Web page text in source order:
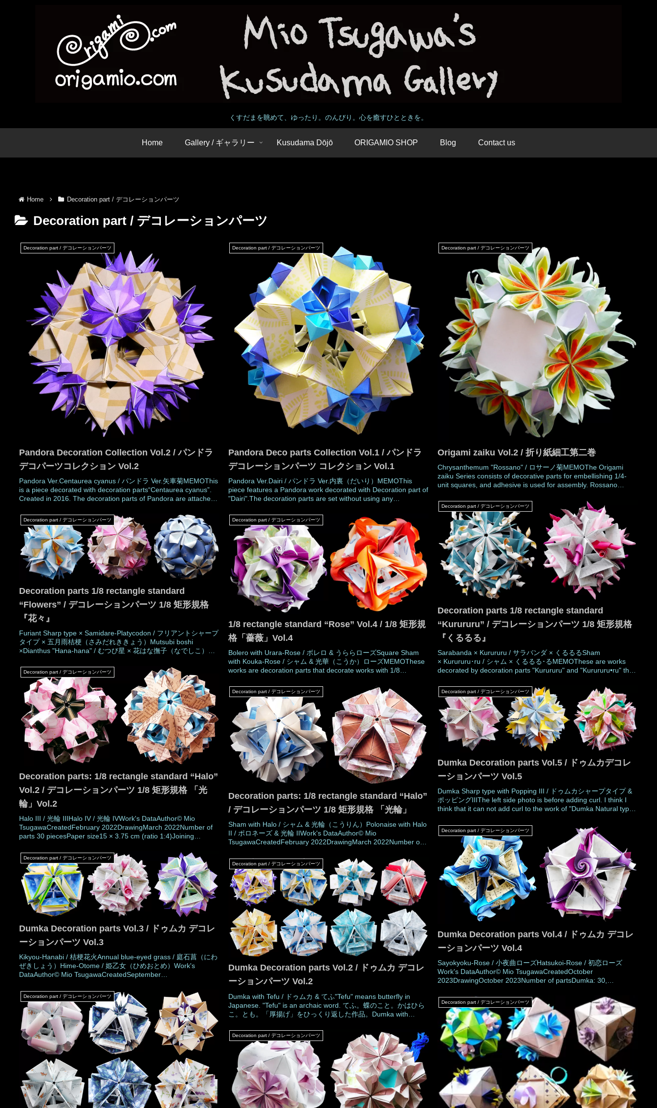
くすだまを眺めて、ゆったり。のんびり。心を癒すひとときを。
Home Gallery / ギャラリー Kusudama Dōjō ORIGAMIO SHOP Blog Contact us
Home Decoration part / デコレーションパーツ
Decoration part / デコレーションパーツ
Decoration part / デコレーションパーツ
Pandora Decoration Collection Vol.2 / パンドラ
デコパーツコレクション Vol.2
Pandora Ver.Centaurea cyanus / パンドラ Ver.矢車菊MEMOThis
is a piece decorated with decoration parts“Centaurea cyanus”.
Created in 2016. The decoration parts of Pandora are attached
curl
Decoration part / デコレーションパーツ
Pandora Deco parts Collection Vol.1 / パンドラ
デコレーションパーツ コレクション Vol.1
Pandora Ver.Dairi / パンドラ Ver.内裏（だいり）MEMOThis
piece features a Pandora work decorated with Decoration part of
"Dairi".The decoration parts are set without using any
plum tree.The in
Decoration part / デコレーションパーツ
Origami zaiku Vol.2 / 折り紙細工第二巻
Chrysanthemum "Rossano" / ロサーノ菊MEMOThe Origami
zaiku Series consists of decorative parts for embellishing 1/4-
unit squares, and adhesive is used for assembly. Rossano
chrysanthemu
Decoration part / デコレーションパーツ
Decoration parts 1/8 rectangle standard
“Kurururu” / デコレーションパーツ 1/8 矩形規格
『くるるる』
Sarabanda × Kurururu / サラバンダ × くるるるSham
× Kurururu･ru / シャム × くるるる･るMEMOThese are works
decorated by decoration parts "Kurururu" and "Kurururu•ru" that
works that have 1/8 rec
Decoration part / デコレーションパーツ
Decoration parts 1/8 rectangle standard
“Flowers” / デコレーションパーツ 1/8 矩形規格
『花々』
Furiant Sharp type × Samidare-Platycodon / フリアントシャープ
タイプ × 五月雨桔梗（さみだれききょう）Mutsubi boshi
×Dianthus "Hana-hana" / むつび星 × 花はな撫子（なでしこ）
MEMOThese are 1/8 rectangular decoration parts with flower
motif
Decoration part / デコレーションパーツ
1/8 rectangle standard “Rose” Vol.4 / 1/8 矩形規
格「薔薇」Vol.4
Bolero with Urara-Rose / ボレロ & うららローズSquare Sham
with Kouka-Rose / シャム & 光華（こうか）ローズMEMOThese
works are decoration parts that decorate works with 1/8
Sharp type", "Furiant Natural typ
Decoration part / デコレーションパーツ
Decoration parts: 1/8 rectangle standard “Halo”
Vol.2 / デコレーションパーツ 1/8 矩形規格 「光
輪」Vol.2
Halo III / 光輪 IIIHalo IV / 光輪 IVWork's DataAuthor© Mio
TsugawaCreatedFebruary 2022DrawingMarch 2022Number of
parts 30 piecesPaper size15 × 3.75 cm (ratio 1:4)Joining
part that deco
Decoration part / デコレーションパーツ
Decoration parts: 1/8 rectangle standard “Halo”
/ デコレーションパーツ 1/8 矩形規格 「光輪」
Sham with Halo / シャム & 光輪（こうりん）Polonaise with Halo
II / ポロネーズ & 光輪 IIWork's DataAuthor© Mio
TsugawaCreatedFebruary 2022DrawingMarch 2022Number of
materialsNo use (No glued)MEMO"Halo" i
Decoration part / デコレーションパーツ
Dumka Decoration parts Vol.5 / ドゥムカデコレ
ーションパーツ Vol.5
Dumka Sharp type with Popping III / ドゥムカシャープタイプ &
ポッピングIIIThe left side photo is before adding curl. I think I
think that it can not add curl to the work of "Dumka Natural type".
ールを加える前
Decoration part / デコレーションパーツ
Dumka Decoration parts Vol.4 / ドゥムカ デコレ
ーションパーツ Vol.4
Sayokyoku-Rose / 小夜曲ローズHatsukoi-Rose / 初恋ローズ
Work's DataAuthor© Mio TsugawaCreatedOctober
2023DrawingOctober 2023Number of partsDumka: 30,
ratio)Joining materialsNo use (No glued)Joining
Decoration part / デコレーションパーツ
Dumka Decoration parts Vol.3 / ドゥムカ デコレ
ーションパーツ Vol.3
Kikyou-Hanabi / 桔梗花火Annual blue-eyed grass / 庭石菖（にわ
ぜきしょう）Hime-Otome / 姫乙女（ひめおとめ）Work's
DataAuthor© Mio TsugawaCreatedSeptember
/ deco-part: 30 piecesPaper size15 × 3.75 cmJoining mate
Decoration part / デコレーションパーツ
Dumka Decoration parts Vol.2 / ドゥムカ デコレ
ーションパーツ Vol.2
Dumka with Tefu / ドゥムカ & てふ"Tefu" means butterfly in
Japanese. "Tefu" is an archaic word. てふ。蝶のこと。かはひら
こ。とも。「厚揚げ」をひっくり返した作品。Dumka with
repeated mountain and valley folds in Japanese. It lik
Decoration part / デコレーションパーツ
Decoration part / デコレーションパーツ
Decoration part / デコレーションパーツ